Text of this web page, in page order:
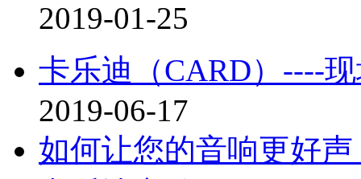
2019-01-25
卡乐迪（CARD）----
2019-06-17
如何让您的音响更好声